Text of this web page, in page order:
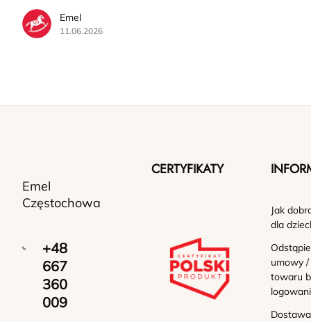
Emel
11.06.2026
Emel
Częstochowa
+48
667
360
009
CERTYFIKATY
Jak
dla
umowy
towaru